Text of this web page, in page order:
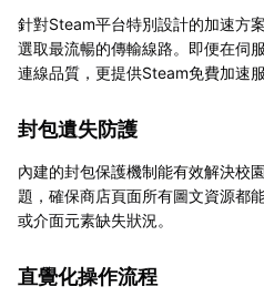
針對Steam平台特別設計的加速方
選取最流暢的傳輸線路。即便在伺
連線品質，更提供Steam免費加速服
封包遺失防護
內建的封包保護機制能有效解決校
題，確保商店頁面所有圖文資源都
或介面元素缺失狀況。
直覺化操作流程